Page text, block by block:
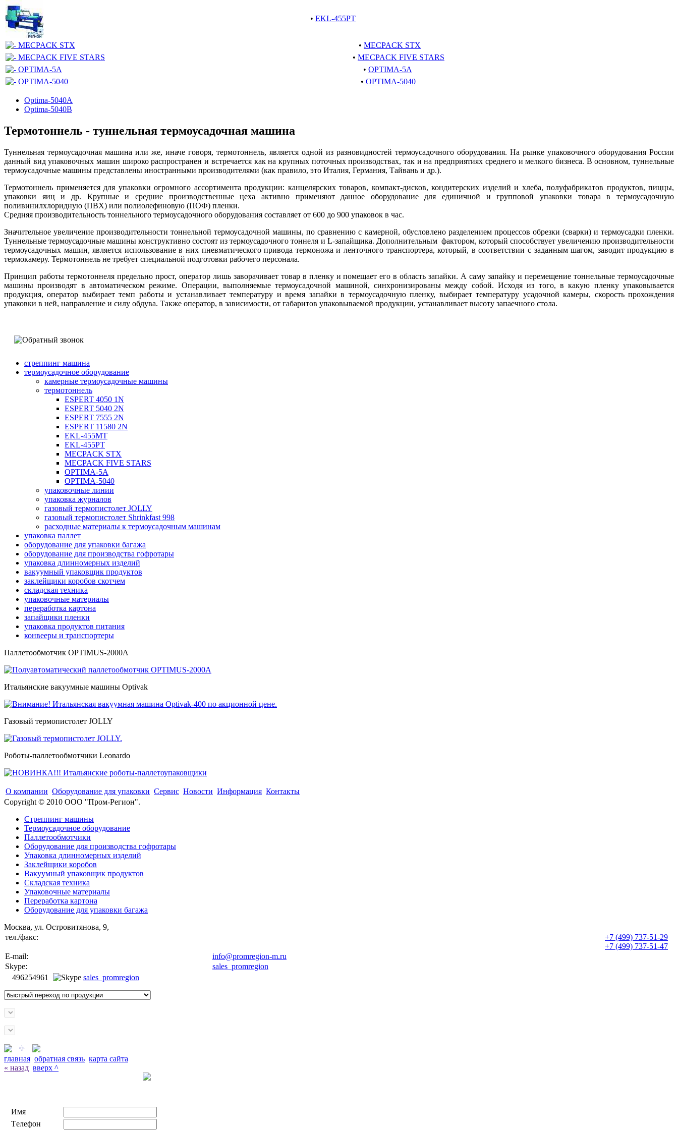
• EKL-455PT
• MECPACK STX
• MECPACK FIVE STARS
• OPTIMA-5A
• OPTIMA-5040
Optima-5040A
Optima-5040B
Термотоннель - туннельная термоусадочная машина
Туннельная термоусадочная машина или же, иначе говоря, термотоннель, является одной из разновидностей термоусадочного оборудования. На рынке упаковочного оборудования России
данный вид упаковочных машин широко распространен и встречается как на крупных поточных производствах, так и на предприятиях среднего и мелкого бизнеса. В основном, туннельные
термоусадочные машины представлены иностранными производителями (как правило, это Италия, Германия, Тайвань и др.).
Термотоннель применяется для упаковки огромного ассортимента продукции: канцелярских товаров, компакт-дисков, кондитерских изделий и хлеба, полуфабрикатов продуктов, пиццы,
упаковки яиц и др. Крупные и средние производственные цеха активно применяют данное оборудование для единичной и групповой упаковки товара в термоусадочную
поливинилхлоридную (ПВХ) или полиолефиновую (ПОФ) пленки.
Средняя производительность тоннельного термоусадочного оборудования составляет от 600 до 900 упаковок в час.
Значительное увеличение производительности тоннельной термоусадочной машины, по сравнению с камерной, обусловлено разделением процессов обрезки (сварки) и термоусадки пленки.
Туннельные термоусадочные машины конструктивно состоят из термоусадочного тоннеля и L-запайщика. Дополнительным фактором, который способствует увеличению производительности
термоусадочных машин, является использование в них пневматического привода термоножа и ленточного транспортера, который, в соответствии с заданным шагом, заводит продукцию в
термокамеру. Термотоннель не требует специальной подготовки рабочего персонала.
Принцип работы термотоннеля предельно прост, оператор лишь заворачивает товар в пленку и помещает его в область запайки. А саму запайку и перемещение тоннельные термоусадочные
машины производят в автоматическом режиме. Операции, выполняемые термоусадочной машиной, синхронизированы между собой. Исходя из того, в какую пленку упаковывается
продукция, оператор выбирает темп работы и устанавливает температуру и время запайки в термоусадочную пленку, выбирает температуру усадочной камеры, скорость прохождения
упаковки в ней, направление и силу обдува. Также оператор, в зависимости, от габаритов упаковываемой продукции, устанавливает высоту запаечного стола.
стреппинг машина
термоусадочное оборудование
камерные термоусадочные машины
термотоннель
ESPERT 4050 1N
ESPERT 5040 2N
ESPERT 7555 2N
ESPERT 11580 2N
EKL-455MT
EKL-455PT
MECPACK STX
MECPACK FIVE STARS
OPTIMA-5A
OPTIMA-5040
упаковочные линии
упаковка журналов
газовый термопистолет JOLLY
газовый термопистолет Shrinkfast 998
расходные материалы к термоусадочным машинам
упаковка паллет
оборудование для упаковки багажа
оборудование для производства гофротары
упаковка длинномерных изделий
вакуумный упаковщик продуктов
заклейщики коробов скотчем
складская техника
упаковочные материалы
переработка картона
запайщики пленки
упаковка продуктов питания
конвееры и транспортеры
Паллетообмотчик OPTIMUS-2000A
Итальянские вакуумные машины Optivak
Газовый термопистолет JOLLY
Роботы-паллетообмотчики Leonardo
О компании Оборудование для упаковки Сервис Новости Информация Контакты
Copyright © 2010 ООО "Пром-Регион".
Стреппинг машины
Термоусадочное оборудование
Паллетообмотчики
Оборудование для производства гофротары
Упаковка длинномерных изделий
Заклейщики коробов
Вакуумный упаковщик продуктов
Складская техника
Упаковочные материалы
Переработка картона
Оборудование для упаковки багажа
Москва, ул. Островитянова, 9,
тел./факс:
+7 (499) 737-51-29
+7 (499) 737-51-47
E-mail:
info@promregion-m.ru
Skype:
sales_promregion
496254961
sales_promregion
главная обратная связь карта сайта
« назад вверх ^
Имя
Tелефон